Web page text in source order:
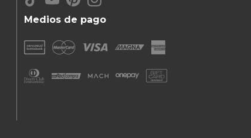
Medios de pago